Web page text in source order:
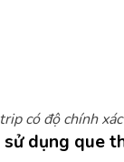
có độ chính
sử dụng que